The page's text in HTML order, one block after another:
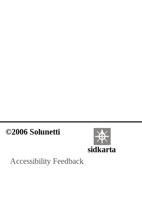
©2006 Solunetti
sidkarta
Accessibility Feedback